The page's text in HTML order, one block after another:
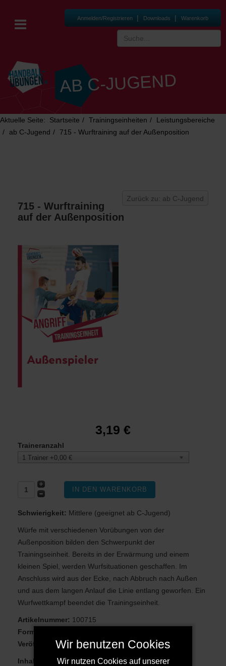
Anmelden/Registrieren | Downloads | Warenkorb
AB C-JUGEND
Aktuelle Seite: Startseite Trainingseinheiten
Leistungsbereiche
ab C-Jugend
715 - Wurftraining auf der Außenposition
Zurück zu: ab C-Jugend
715 - Wurftraining
auf der Außenposition
3,19 €
Traineranzahl
1 Trainer +0,00 €
Schwierigkeit: Mittlere (geeignet ab C-Jugend)
Würfe mit verschiedenen Vorübungen von der
Außenposition bilden den Schwerpunkt der
Trainingseinheit. Bereits in der Erwärmung und einem
kleinen Spiel, werden Wurfsituationen geschaffen. Im
Anschluss wird aus der Ecke, nach Abbruch nach Außen
und aus dem langen Anlauf die Linie entlang geworfen. Ein
Wurfwettkampf beendet die Trainingseinheit.
Artikelnummer: 100715
Format:
Veröffentlicht am:26.05.2025
Inhalt: (Dauer Einzelübung/Gesamtzeit)
Wir benutzen Cookies
Wir nutzen Cookies auf unserer